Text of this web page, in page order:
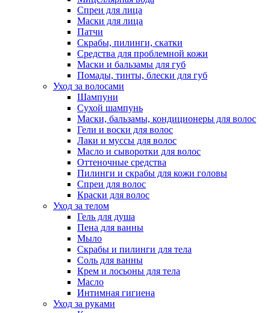
Спреи для лица
Маски для лица
Патчи
Скрабы, пилинги, скатки
Средства для проблемной кожи
Маски и бальзамы для губ
Помады, тинты, блески для губ
Уход за волосами
Шампуни
Сухой шампунь
Маски, бальзамы, кондиционеры для волос
Гели и воски для волос
Лаки и муссы для волос
Масло и сыворотки для волос
Оттеночные средства
Пилинги и скрабы для кожи головы
Спреи для волос
Краски для волос
Уход за телом
Гель для душа
Пена для ванны
Мыло
Скрабы и пилинги для тела
Соль для ванны
Крем и лосьоны для тела
Масло
Интимная гигиена
Уход за руками